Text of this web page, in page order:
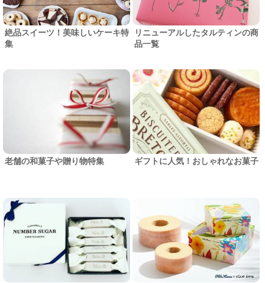
絶品スイーツ！美味しいケーキ特
集
リニューアルしたタルティンの商
品一覧
老舗の和菓子や贈り物特集 ギフトに人気！おしゃれなお菓子